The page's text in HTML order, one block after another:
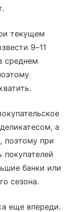
текущем
9–11
среднем
а
поэтому при
банки или
сезона.
еще впереди.